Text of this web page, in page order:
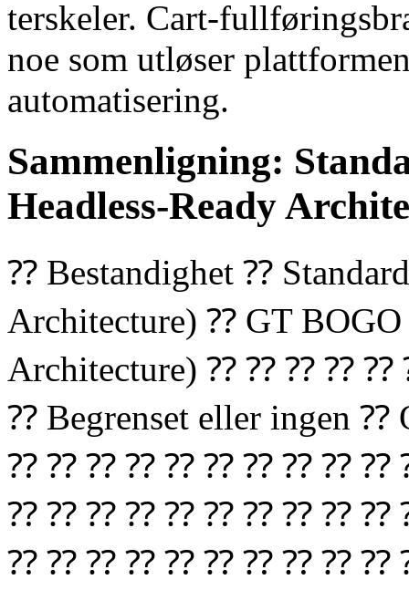
terskeler. Cart-
noe som utløser
automatisering.
Sammenligning:
Headless-Ready
⁇ Bestandighet ⁇
Architecture) ⁇ GT BOGO
Architecture) ⁇ ⁇ ⁇ ⁇ ⁇
⁇ Begrenset eller ingen
⁇ ⁇ ⁇ ⁇ ⁇ ⁇ ⁇ ⁇ ⁇ ⁇
⁇ ⁇ ⁇ ⁇ ⁇ ⁇ ⁇ ⁇ ⁇ ⁇
⁇ ⁇ ⁇ ⁇ ⁇ ⁇ ⁇ ⁇ ⁇ ⁇